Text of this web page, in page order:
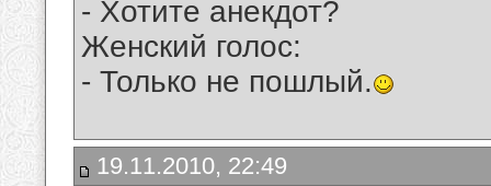
- Хотите анекдот?
Женский голос:
- Только не пошлый.
19.11.2010, 22:49